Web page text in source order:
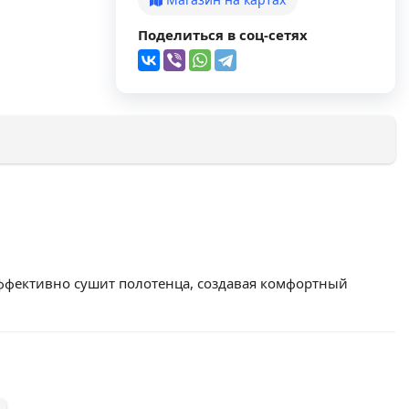
Поделиться в соц-сетях
сушит полотенца, создавая комфортный